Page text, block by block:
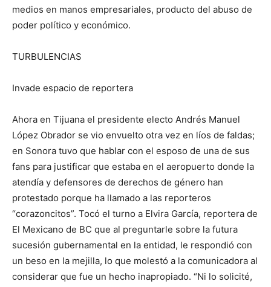
medios en manos empresariales, producto del abuso de
poder político y económico.
TURBULENCIAS
Invade espacio de reportera
Ahora en Tijuana el presidente electo Andrés Manuel
López Obrador se vio envuelto otra vez en líos de faldas;
en Sonora tuvo que hablar con el esposo de una de sus
fans para justificar que estaba en el aeropuerto donde la
atendía y defensores de derechos de género han
protestado porque ha llamado a las reporteros
“corazoncitos”. Tocó el turno a Elvira García, reportera de
El Mexicano de BC que al preguntarle sobre la futura
sucesión gubernamental en la entidad, le respondió con
un beso en la mejilla, lo que molestó a la comunicadora al
considerar que fue un hecho inapropiado. “Ni lo solicité,